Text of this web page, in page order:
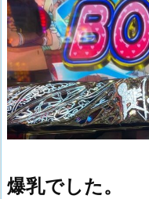
爆乳でした。